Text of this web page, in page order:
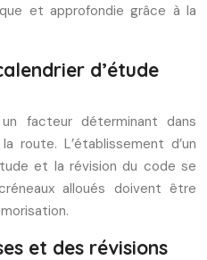
et approfondie grâce à la
d’étude
facteur déterminant dans
route. L’établissement d’un
et la révision du code se
alloués doivent être
et des révisions